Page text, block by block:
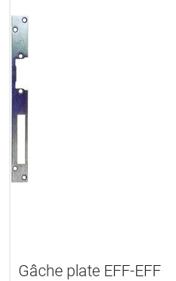
Gâche plate EFF-EFF